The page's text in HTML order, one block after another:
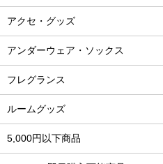
アクセ・グッズ
アンダーウェア・ソックス
フレグランス
ルームグッズ
5,000円以下商品